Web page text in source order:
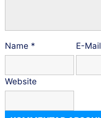
Name * E-Mail
Website